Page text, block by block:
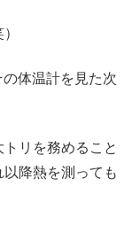
体温計を見た次
リを務めること
降熱を測っても